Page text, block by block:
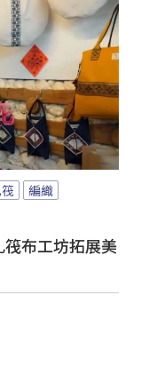
編織
筏布工坊拓展美